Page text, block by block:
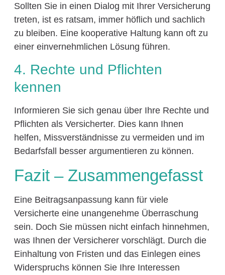
Sollten Sie in einen Dialog mit Ihrer Versicherung
treten, ist es ratsam, immer höflich und sachlich
zu bleiben. Eine kooperative Haltung kann oft zu
einer einvernehmlichen Lösung führen.
4. Rechte und Pflichten
kennen
Informieren Sie sich genau über Ihre Rechte und
Pflichten als Versicherter. Dies kann Ihnen
helfen, Missverständnisse zu vermeiden und im
Bedarfsfall besser argumentieren zu können.
Fazit – Zusammengefasst
Eine Beitragsanpassung kann für viele
Versicherte eine unangenehme Überraschung
sein. Doch Sie müssen nicht einfach hinnehmen,
was Ihnen der Versicherer vorschlägt. Durch die
Einhaltung von Fristen und das Einlegen eines
Widerspruchs können Sie Ihre Interessen